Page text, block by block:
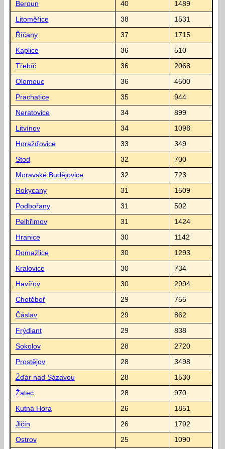
Beroun 40 1489
Litoměřice 38 1531
Říčany 37 1715
Kaplice 36 510
Třebíč 36 2068
Olomouc 36 4500
Prachatice 35 944
Neratovice 34 899
Litvínov 34 1098
Horažďovice 33 349
Stod 32 700
Moravské Budějovice 32 723
Rokycany 31 1509
Podbořany 31 502
Pelhřimov 31 1424
Hranice 30 1142
Domažlice 30 1293
Kralovice 30 734
Havířov 30 2994
Chotěboř 29 755
Čáslav 29 862
Frýdlant 29 838
Sokolov 28 2720
Prostějov 28 3498
Žďár nad Sázavou 28 1530
Žatec 28 970
Kutná Hora 26 1851
Jičín 26 1792
Ostrov 25 1090